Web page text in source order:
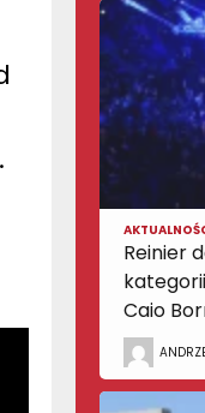
Reinier
Caio